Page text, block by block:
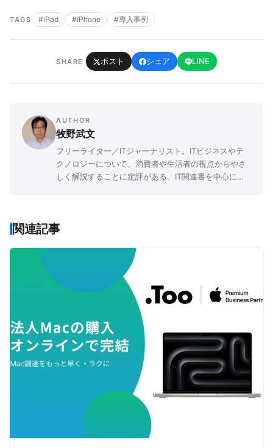
TAGS #iPad #iPhone #導入事例
SHARE ポスト シェア LINE
AUTHOR
牧野武文
フリーライター／ITジャーナリスト。ITビジネスやテ
クノロジーについて、消費者や生活者の視点からやさ
しく解説することに定評がある。IT関連書を中心に
関連記事